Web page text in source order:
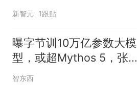
栈技术自研领跑家庭机器
新智元 1跟贴
曝字节训10万亿参数大模
型，或超Mythos 5，张一
鸣、梁汝波先后发声
智东西